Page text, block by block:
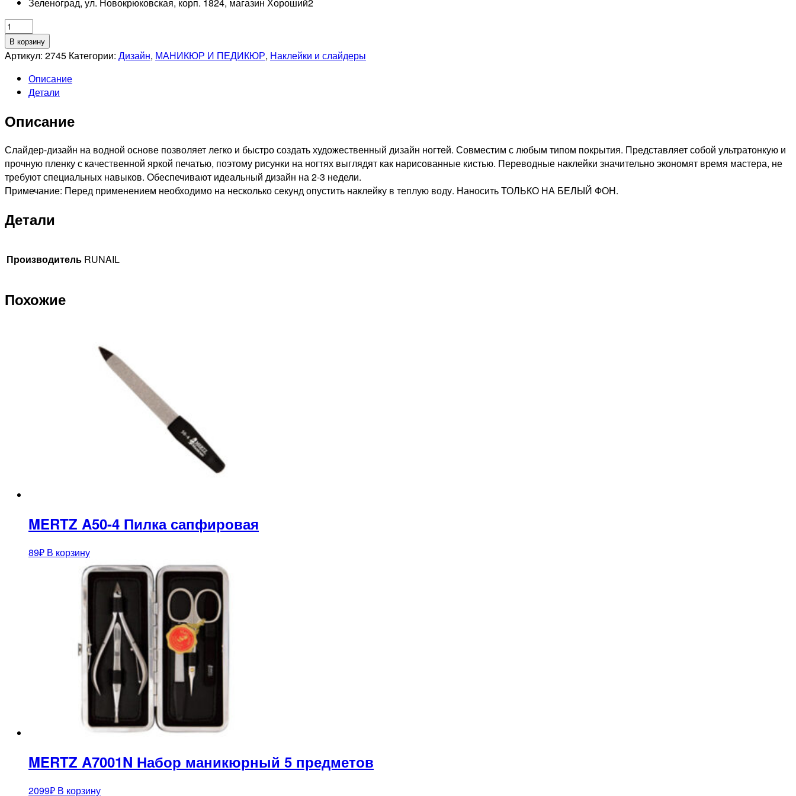
Зеленоград, ул. Новокрюковская, корп. 1824, магазин Хороший2
Количество
товара
RUNAIL
дизайн
для
"Птичка
№2745
В корзину
Артикул: 2745 Категории: Дизайн, МАНИКЮР И ПЕДИКЮР, Наклейки и слайдеры
Описание
Детали
Описание
Слайдер-дизайн на водной основе позволяет легко и быстро создать художественный дизайн ногтей. Совместим с любым типом покрытия. Представляет собой ультратонкую и
прочную пленку с качественной яркой печатью, поэтому рисунки на ногтях выглядят как нарисованные кистью. Переводные наклейки значительно экономят время мастера, не
требуют специальных навыков. Обеспечивают идеальный дизайн на 2-3 недели.
Примечание: Перед применением необходимо на несколько секунд опустить наклейку в теплую воду. Наносить ТОЛЬКО НА БЕЛЫЙ ФОН.
Детали
Производитель RUNAIL
Похожие
MERTZ A50-4 Пилка сапфировая
89₽ В корзину
MERTZ A7001N Набор маникюрный 5 предметов
2099₽ В корзину